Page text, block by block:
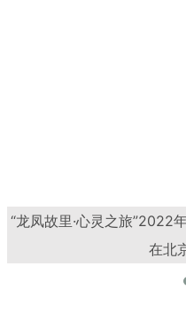
“龙凤故里·心灵之旅”2022
在北